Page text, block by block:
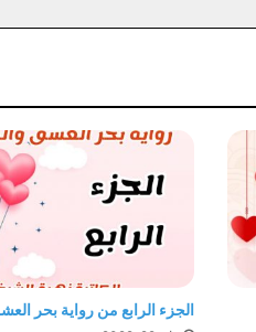
الجزء الرابع من رواية بحر